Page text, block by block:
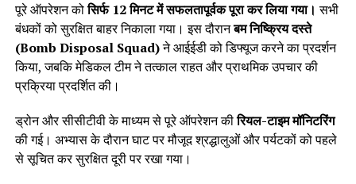
पूरे ऑपरेशन कोसिर्फ 12 मिनट में सफलतापूर्वक पूरा कर लिया गया। सभी
बंधकों को सुरक्षित बाहर निकाला गया। इस दौरानबम निष्क्रिय दस्ते
(Bomb Disposal Squad)ने आईईडी को डिफ्यूज करने का प्रदर्शन
किया, जबकि मेडिकल टीम ने तत्काल राहत और प्राथमिक उपचार की
प्रक्रिया प्रदर्शित की।
ड्रोन और सीसीटीवी के माध्यम से पूरे ऑपरेशन कीरियल-टाइम मॉनिटरिंग
की गई। अभ्यास के दौरान घाट पर मौजूद श्रद्धालुओं और पर्यटकों को पहले
से सूचित कर सुरक्षित दूरी पर रखा गया।